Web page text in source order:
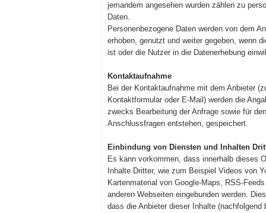
jemandem angesehen wurden zählen zu
Daten.
Personenbezogene Daten werden von dem
erhoben, genutzt und weiter gegeben, wenn
ist oder die Nutzer in die Datenerhebung
Kontaktaufnahme
Bei der Kontaktaufnahme mit dem Anbieter
Kontaktformular oder E-Mail) werden die
zwecks Bearbeitung der Anfrage sowie für
Anschlussfragen entstehen, gespeichert.
Einbindung von Diensten und Inhalten
Es kann vorkommen, dass innerhalb dieses
Inhalte Dritter, wie zum Beispiel Videos von
Kartenmaterial von Google-Maps, RSS-
anderen Webseiten eingebunden werden.
dass die Anbieter dieser Inhalte (nachfolgend